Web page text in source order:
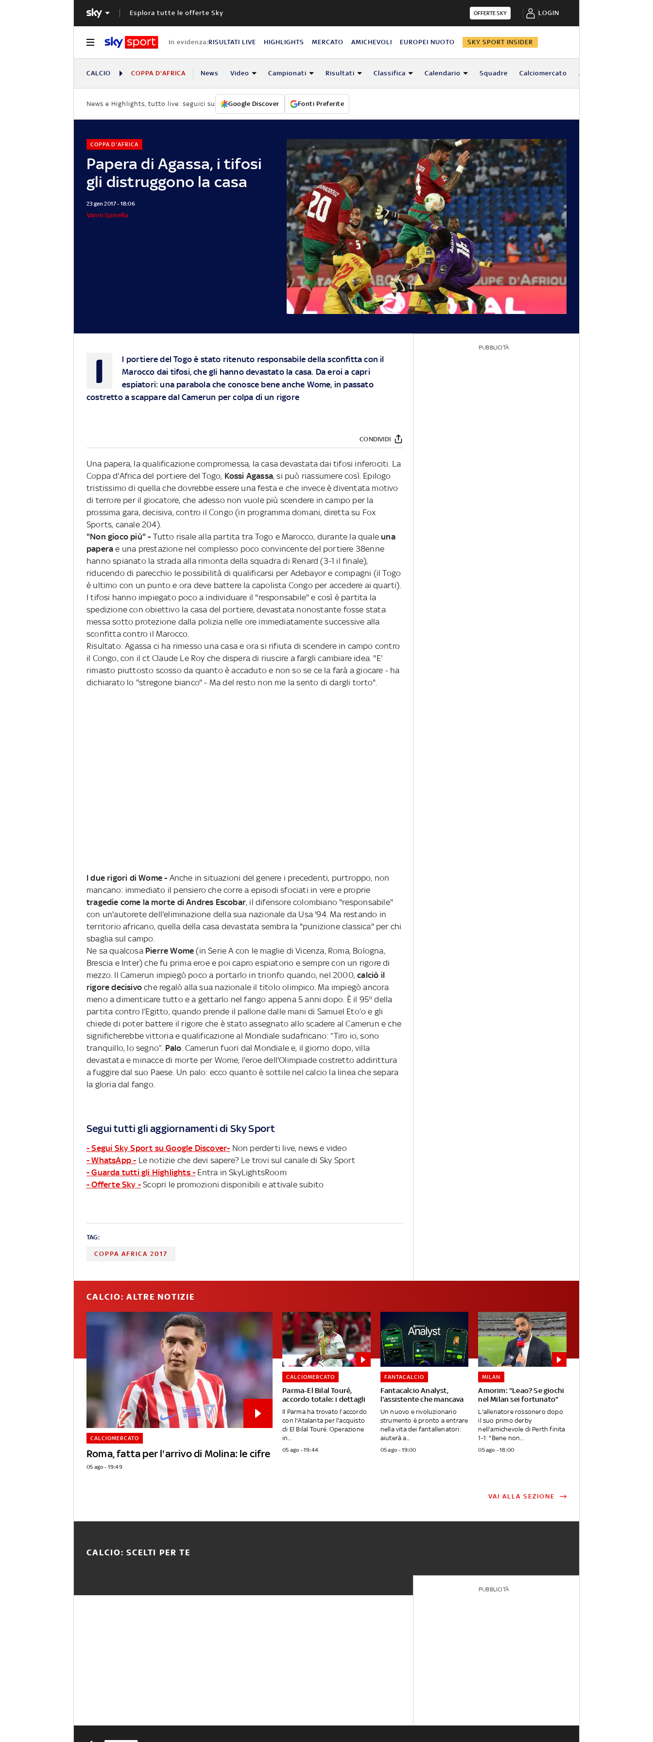
Esplora tutte le offerte Sky OFFERTE SKY LOGIN
In evidenza:RISULTATI LIVE HIGHLIGHTS MERCATO AMICHEVOLI EUROPEI NUOTO SKY SPORT INSIDER
CALCIO COPPA D'AFRICA News Video Campionati Risultati Classifica Calendario Squadre Calciomercato Altro
News e Highlights, tutto live: seguici su Google Discover Fonti Preferite
Papera di Agassa, i tifosi
gli distruggono la casa
COPPA D'AFRICA
23 gen 2017 - 18:06
Vanni Spinella
I
l portiere del Togo è stato ritenuto responsabile della sconfitta con il
Marocco dai tifosi, che gli hanno devastato la casa. Da eroi a capri
espiatori: una parabola che conosce bene anche Wome, in passato
costretto a scappare dal Camerun per colpa di un rigore
CONDIVIDI
Una papera, la qualificazione compromessa, la casa devastata dai tifosi inferociti. La
Coppa d'Africa del portiere del Togo, Kossi Agassa, si può riassumere così. Epilogo
tristissimo di quella che dovrebbe essere una festa e che invece è diventata motivo
di terrore per il giocatore, che adesso non vuole più scendere in campo per la
prossima gara, decisiva, contro il Congo (in programma domani, diretta su Fox
Sports, canale 204).
"Non gioco più" - Tutto risale alla partita tra Togo e Marocco, durante la qualeuna
papera e una prestazione nel complesso poco convincente del portiere 38enne
hanno spianato la strada alla rimonta della squadra di Renard (3-1 il finale),
riducendo di parecchio le possibilità di qualificarsi per Adebayor e compagni (il Togo
è ultimo con un punto e ora deve battere la capolista Congo per accedere ai quarti).
I tifosi hanno impiegato poco a individuare il "responsabile" e così è partita la
spedizione con obiettivo la casa del portiere, devastata nonostante fosse stata
messa sotto protezione dalla polizia nelle ore immediatamente successive alla
sconfitta contro il Marocco.
Risultato: Agassa ci ha rimesso una casa e ora si rifiuta di scendere in campo contro
il Congo, con il ct Claude Le Roy che dispera di riuscire a fargli cambiare idea. "E'
rimasto piuttosto scosso da quanto è accaduto e non so se ce la farà a giocare - ha
dichiarato lo "stregone bianco" - Ma del resto non me la sento di dargli torto".
I due rigori di Wome - Anche in situazioni del genere i precedenti, purtroppo, non
mancano: immediato il pensiero che corre a episodi sfociati in vere e proprie
tragedie come la morte di Andres Escobar, il difensore colombiano "responsabile"
con un'autorete dell'eliminazione della sua nazionale da Usa '94. Ma restando in
territorio africano, quella della casa devastata sembra la "punizione classica" per chi
sbaglia sul campo.
Ne sa qualcosaPierre Wome (in Serie A con le maglie di Vicenza, Roma, Bologna,
Brescia e Inter) che fu prima eroe e poi capro espiatorio e sempre con un rigore di
mezzo. Il Camerun impiegò poco a portarlo in trionfo quando, nel 2000,calciò il
rigore decisivo che regalò alla sua nazionale il titolo olimpico. Ma impiegò ancora
meno a dimenticare tutto e a gettarlo nel fango appena 5 anni dopo. È il 95° della
partita contro l’Egitto, quando prende il pallone dalle mani di Samuel Eto’o e gli
chiede di poter battere il rigore che è stato assegnato allo scadere al Camerun e che
significherebbe vittoria e qualificazione al Mondiale sudafricano: “Tiro io, sono
tranquillo, lo segno”. Palo. Camerun fuori dal Mondiale e, il giorno dopo, villa
devastata e minacce di morte per Wome, l'eroe dell'Olimpiade costretto addirittura
a fuggire dal suo Paese. Un palo: ecco quanto è sottile nel calcio la linea che separa
la gloria dal fango.
Segui tutti gli aggiornamenti di Sky Sport
- Segui Sky Sport su Google Discover- Non perderti live, news e video
- WhatsApp - Le notizie che devi sapere? Le trovi sul canale di Sky Sport
- Guarda tutti gli Highlights - Entra in SkyLightsRoom
- Offerte Sky - Scopri le promozioni disponibili e attivale subito
TAG:
COPPA AFRICA 2017
PUBBLICITÀ
CALCIO: ALTRE NOTIZIE
Roma, fatta per l'arrivo di Molina: le cifre
CALCIOMERCATO
05 ago - 19:49
Parma-El Bilal Touré,
accordo totale: i dettagli
CALCIOMERCATO
Il Parma ha trovato l'accordo
con l'Atalanta per l'acquisto
di El Bilal Touré. Operazione
in...
05 ago - 19:44
Fantacalcio Analyst,
l'assistente che mancava
FANTACALCIO
Un nuovo e rivoluzionario
strumento è pronto a entrare
nella vita dei fantallenatori:
aiuterà a...
05 ago - 19:00
Amorim: "Leao? Se giochi
nel Milan sei fortunato"
MILAN
L'allenatore rossonero dopo
il suo primo derby
nell'amichevole di Perth finita
1-1: "Bene non...
05 ago - 18:00
VAI ALLA SEZIONE
CALCIO: SCELTI PER TE
PUBBLICITÀ